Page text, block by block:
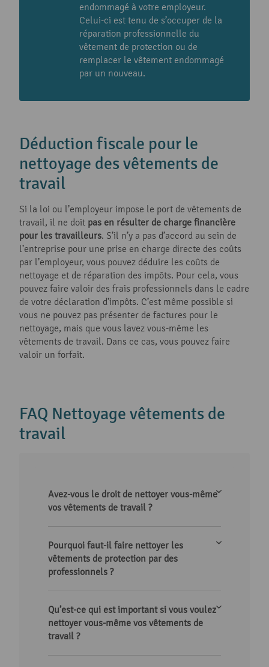
endommagé à votre employeur.
Celui-ci est tenu de s’occuper de la
réparation professionnelle du
vêtement de protection ou de
remplacer le vêtement endommagé
par un nouveau.
Déduction fiscale pour le
nettoyage des vêtements de
travail
Si la loi ou l’employeur impose le port de vêtements de
travail, il ne doit pas en résulter de charge financière
pour les travailleurs. S’il n’y a pas d’accord au sein de
l’entreprise pour une prise en charge directe des coûts
par l’employeur, vous pouvez déduire les coûts de
nettoyage et de réparation des impôts. Pour cela, vous
pouvez faire valoir des frais professionnels dans le cadre
de votre déclaration d’impôts. C’est même possible si
vous ne pouvez pas présenter de factures pour le
nettoyage, mais que vous lavez vous-même les
vêtements de travail. Dans ce cas, vous pouvez faire
valoir un forfait.
FAQ Nettoyage vêtements de
travail
Avez-vous le droit de nettoyer vous-même
vos vêtements de travail ?
Pourquoi faut-il faire nettoyer les
vêtements de protection par des
professionnels ?
Qu’est-ce qui est important si vous voulez
nettoyer vous-même vos vêtements de
travail ?